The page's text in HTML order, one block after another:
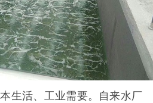
生活、工业需要。自来水厂